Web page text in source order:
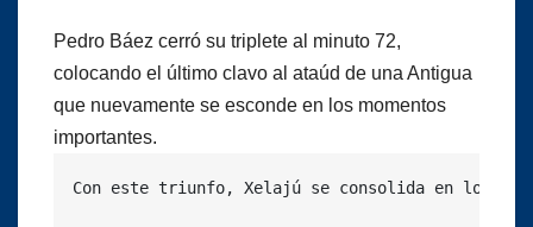
Pedro Báez cerró su triplete al minuto 72,
colocando el último clavo al ataúd de una Antigua
que nuevamente se esconde en los momentos
importantes.
Con este triunfo, Xelajú se consolida en los